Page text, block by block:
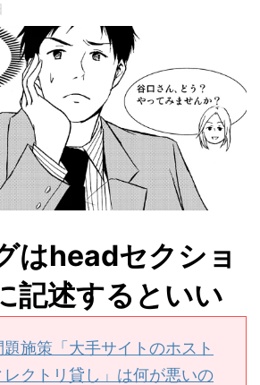
はheadセクショ
記述するといい
施策「大手サイトのホスト
クトリ貸し」は何が悪いの